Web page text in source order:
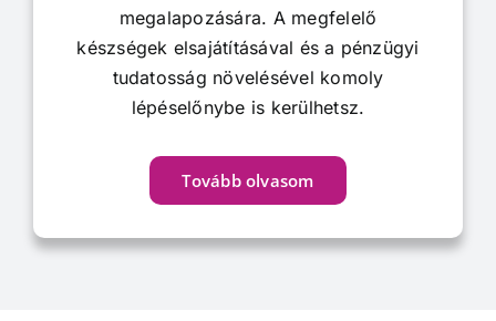
megalapozására. A megfelelő
készségek elsajátításával és a pénzügyi
tudatosság növelésével komoly
lépéselőnybe is kerülhetsz.
Tovább olvasom